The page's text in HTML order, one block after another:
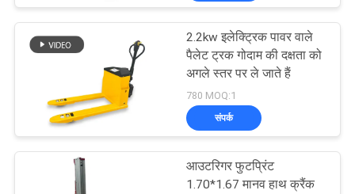
इलेक्ट्रिक पावर्ड पैलेट
ट्रक
44
2.2kw इलेक्ट्रिक पावर वाले
पैलेट ट्रक गोदाम की दक्षता को
अगले स्तर पर ले जाते हैं
780 MOQ:1
संपर्क
आउटरिगर फुटप्रिंट
1.70*1.67 मानव हाथ क्रैंक